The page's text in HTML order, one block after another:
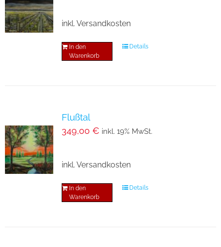
inkl. Versandkosten
In den
Warenkorb
Details
Flußtal
349,00 € inkl. 19% MwSt.
inkl. Versandkosten
In den
Warenkorb
Details